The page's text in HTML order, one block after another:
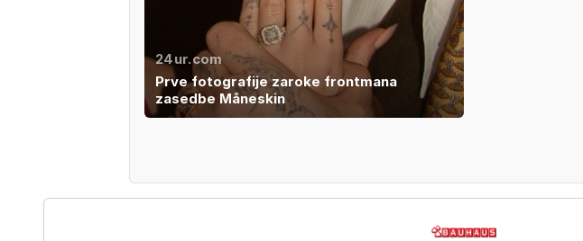
24ur.com
Prve fotografije zaroke frontmana
zasedbe Måneskin